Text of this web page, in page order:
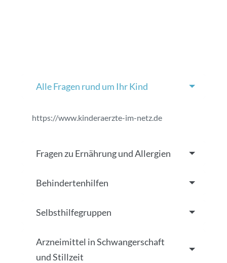
Alle Fragen rund um Ihr Kind
https://www.kinderaerzte-im-netz.de
Fragen zu Ernährung und Allergien
Behindertenhilfen
Selbsthilfegruppen
Arzneimittel in Schwangerschaft
und Stillzeit